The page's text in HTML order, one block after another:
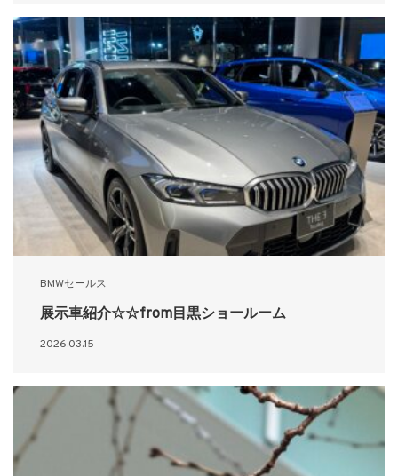
BMWセールス
展示車紹介☆☆from目黒ショールーム
2026.03.15